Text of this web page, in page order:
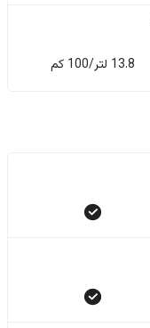
13.8 لتر/100 كم